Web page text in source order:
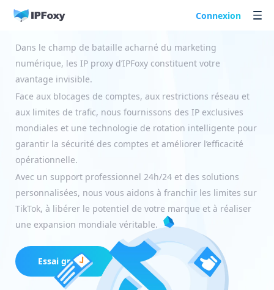
Connexion
Proxy TikTok
Dans le champ de bataille acharné du marketing
numérique, les IP proxy d’IPFoxy constituent votre
avantage invisible.
Face aux blocages de comptes, aux restrictions réseau et
aux limites de trafic, nous fournissons des IP exclusives
mondiales et une technologie de rotation intelligente pour
garantir la sécurité des comptes et améliorer l’efficacité
opérationnelle.
Avec un support professionnel 24h/24 et des solutions
personnalisées, nous vous aidons à franchir les limites sur
TikTok, à libérer le potentiel de votre marque et à réaliser
une expansion mondiale véritable.
Essai gratuit